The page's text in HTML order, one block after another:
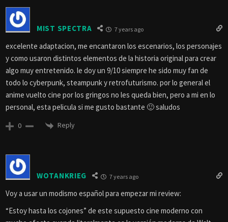
MIST SPECTRA 7 years ago
excelente adaptacion, me encantaron los escenarios, los personajes
y como usaron distintos elementos de la historia original para crear
algo muy entretenido. le doy un 9/10 siempre he sido muy fan de
todo lo cyberpunk, steampunk y retrofuturismo. por lo general el
anime vuelto cine por los gringos no les queda bien, pero a mi en lo
personal, esta pelicula si me gusto bastante 🙂 saludos
0 Reply
WOTANKRIEG 7 years ago
Voy a usar un modismo español para empezar mi review:
“Estoy hasta los cojones” de este supuesto cine moderno con